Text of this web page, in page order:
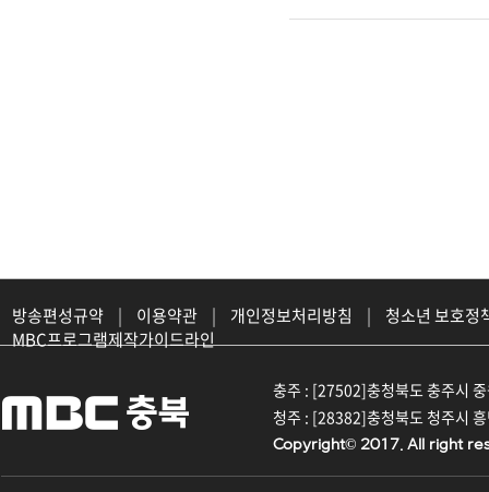
방송편성규약 | 이용약관 | 개인정보처리방침 |
청소년 보호정
MBC프로그램제작가이드라인
충주 : [27502]충청북도 충주시
청주 : [28382]충청북도 청주시
Copyright© 2017. All right